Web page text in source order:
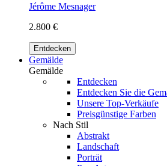
Jérôme Mesnager
2.800 €
Entdecken
Gemälde
Gemälde
Entdecken
Entdecken Sie die
Unsere Top-Verkäufe
Preisgünstige Farben
Nach Stil
Abstrakt
Landschaft
Porträt